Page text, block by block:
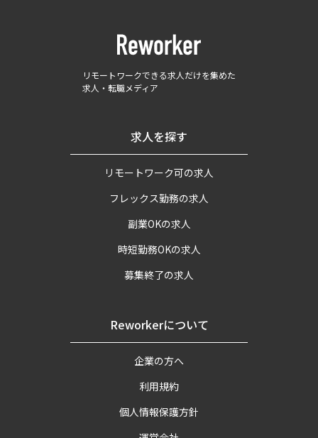
リモートワークできる求人だけを集めた
求人・転職メディア
求人を探す
リモートワーク可の求人
フレックス勤務の求人
副業OKの求人
時短勤務OKの求人
募集終了の求人
Reworkerについて
企業の方へ
利用規約
個人情報保護方針